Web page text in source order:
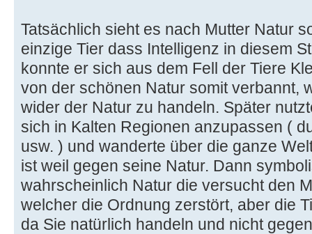
Tatsächlich sieht es nach Mutter Natur
einzige Tier dass Intelligenz in diesem
konnte er sich aus dem Fell der Tiere
von der schönen Natur somit verbannt,
wider der Natur zu handeln. Später
sich in Kalten Regionen anzupassen (
usw. ) und wanderte über die ganze
ist weil gegen seine Natur. Dann
wahrscheinlich Natur die versucht den
welcher die Ordnung zerstört, aber die
da Sie natürlich handeln und nicht